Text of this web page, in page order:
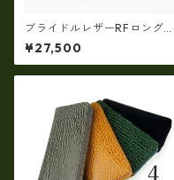
ブライドルレザーRFロングウ
ォレット イギリス産ブライ
ドルレザー 日本製 tc-003H
G
¥27,500